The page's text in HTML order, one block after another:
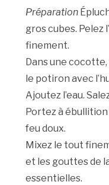
Préparation
gros cubes. Pelez
finement.
Dans une
le potiron avec
Ajoutez l’eau.
Portez à
feu doux.
Mixez le tout
et les gouttes de
essentielles.